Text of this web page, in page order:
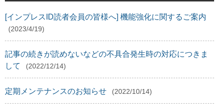
[インプレスID読者会員の皆様へ] 機能強化に関するご案内
(2023/4/19)
記事の続きが読めないなどの不具合発生時の対応につきま
して
(2022/12/14)
定期メンテナンスのお知らせ (2022/10/14)